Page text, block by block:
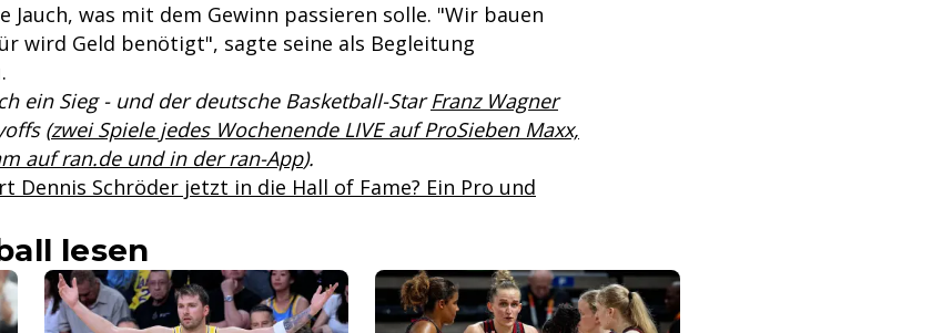
Jauch, was mit dem Gewinn passieren solle. "Wir bauen
wird Geld benötigt", sagte seine als Begleitung
ein Sieg - und der deutsche Basketball-StarFranz Wagner
(zwei Spiele jedes Wochenende LIVE auf ProSieben Maxx,
auf ran.de und in der ran-App).
Dennis Schröder jetzt in die Hall of Fame? Ein Pro und
lesen